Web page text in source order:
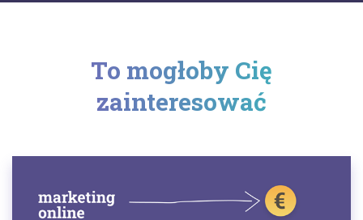
To mogłoby Cię
zainteresować